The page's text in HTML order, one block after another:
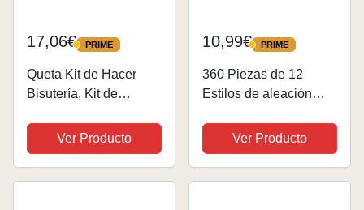
17,06€ PRIME
PRIME
Queta Kit de Hacer
Bisutería, Kit de
Kit de Reparación de
Joyería Adecuado para
Hacer y Reparar
Ver Producto
10,99€ PRIME
PRIME
360 Piezas de 12
Estilos de aleación
Envejecida, Cuentas
de Plata
Tibetano,Junta de
Ver Producto